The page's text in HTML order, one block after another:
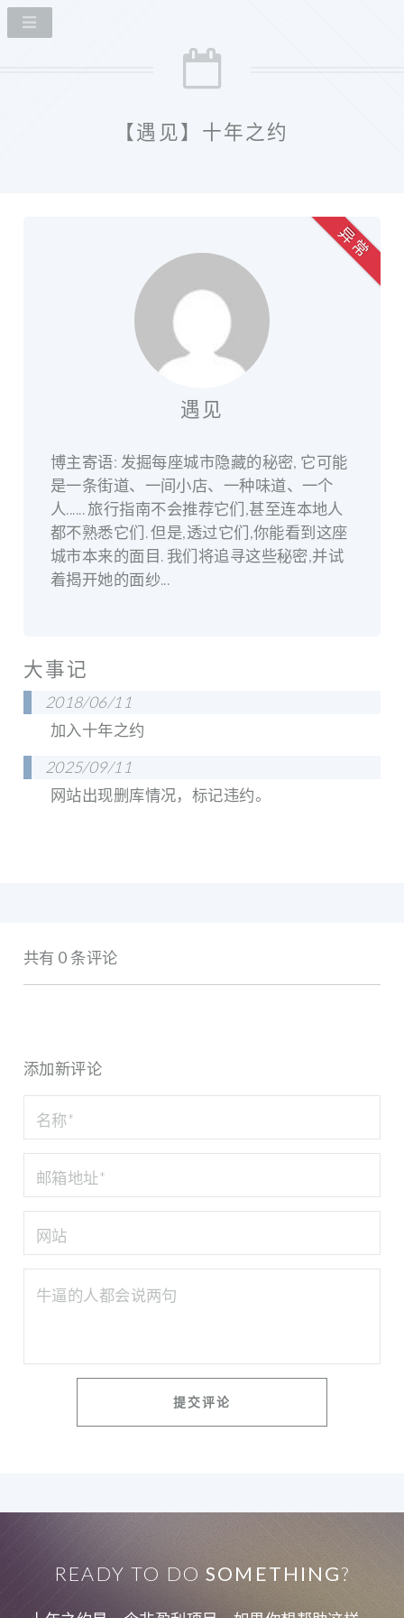
【遇见】十年之约
遇见
博主寄语: 发掘每座城市隐藏的秘密, 它可能
是一条街道、一间小店、一种味道、一个
人...... 旅行指南不会推荐它们,甚至连本地人
都不熟悉它们. 但是,透过它们,你能看到这座
城市本来的面目. 我们将追寻这些秘密,并试
着揭开她的面纱...
异 常
大事记
2018/06/11
加入十年之约
2025/09/11
网站出现删库情况，标记违约。
共有 0 条评论
添加新评论
READY TO DOSOMETHING?